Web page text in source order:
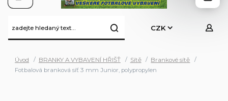
CZK
Úvod BRANKY A VYBAVENÍ HŘIŠŤ Sítě
Brankové sítě
Fotbalová branková síť 3 mm Junior, polypropylen